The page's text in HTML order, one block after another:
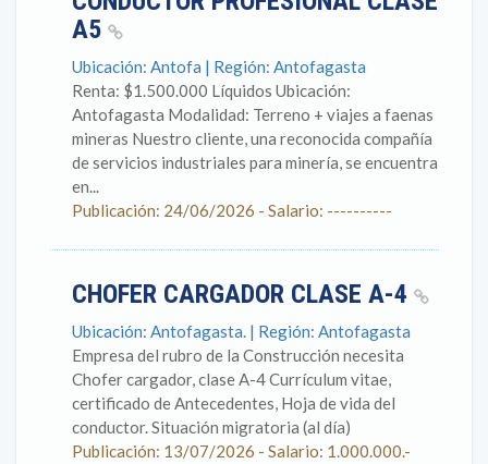
A5
Ubicación: Antofa | Región: Antofagasta
Renta: $1.500.000 Líquidos Ubicación:
Antofagasta Modalidad: Terreno + viajes a faenas
mineras Nuestro cliente, una reconocida compañía
de servicios industriales para minería, se encuentra
en...
Publicación: 24/06/2026 - Salario: ----------
CHOFER CARGADOR CLASE A-4
Ubicación: Antofagasta. | Región: Antofagasta
Empresa del rubro de la Construcción necesita
Chofer cargador, clase A-4 Currículum vitae,
certificado de Antecedentes, Hoja de vida del
conductor. Situación migratoria (al día)
Publicación: 13/07/2026 - Salario: 1.000.000.-